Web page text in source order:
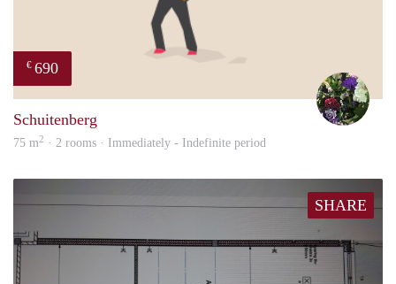
€ 690
Schuitenberg
75 m2 · 2 rooms · Immediately - Indefinite period
SHARE